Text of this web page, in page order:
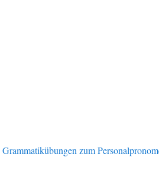
Grammatikübungen zum